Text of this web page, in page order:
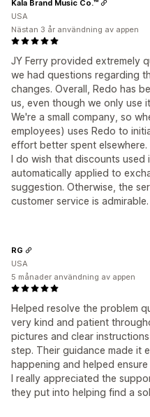
JY Ferry provided extremely
we had questions regarding
changes. Overall, Redo has
us, even though we only use
We're a small company, so
employees) uses Redo to
effort better spent elsewhere.
I do wish that discounts
automatically applied to
suggestion. Otherwise, the
customer service is admirable.
Kala Brand Music Co.™
USA
Nästan 3 år användning av appen
Helped resolve the problem
very kind and patient
pictures and clear
step. Their guidance made it
happening and helped
I really appreciated the
they put into helping find a
RG
USA
5 månader användning av appen